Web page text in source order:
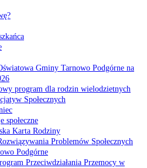
Gminy Tarnowo Podgórne na
program dla rodzin wielodzietnych
Społecznych
społeczne
Karta Rodziny
Problemów Społecznych
Podgórne
Przeciwdziałania Przemocy w